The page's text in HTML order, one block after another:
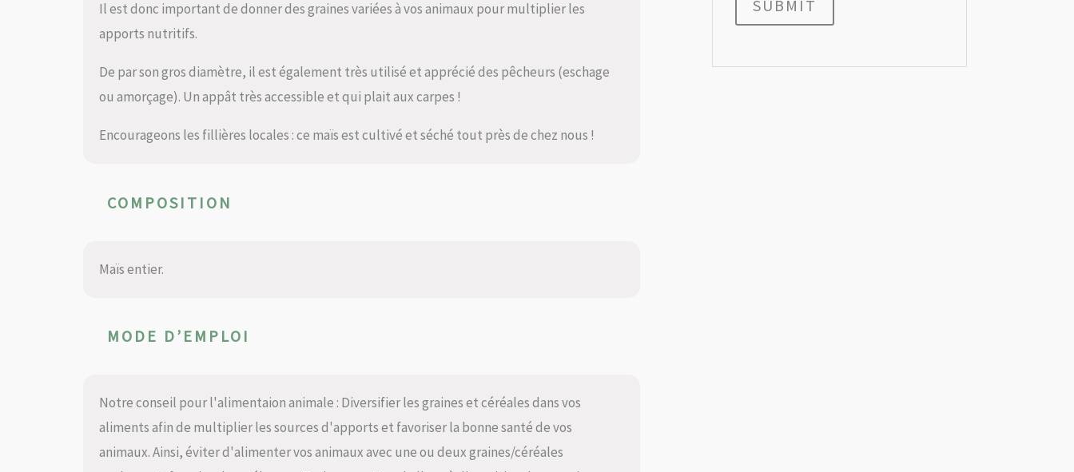
Il est donc important de donner des graines variées à vos animaux pour multiplier les
apports nutritifs.
De par son gros diamètre, il est également très utilisé et apprécié des pêcheurs (eschage
ou amorçage). Un appât très accessible et qui plait aux carpes !
Encourageons les fillières locales : ce maïs est cultivé et séché tout près de chez nous !
COMPOSITION
Maïs entier.
MODE D’EMPLOI
Notre conseil pour l'alimentaion animale : Diversifier les graines et céréales dans vos
aliments afin de multiplier les sources d'apports et favoriser la bonne santé de vos
animaux. Ainsi, éviter d'alimenter vos animaux avec une ou deux graines/céréales
SUBMIT